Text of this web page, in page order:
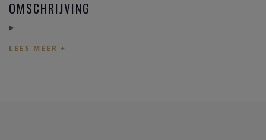
OMSCHRIJVING